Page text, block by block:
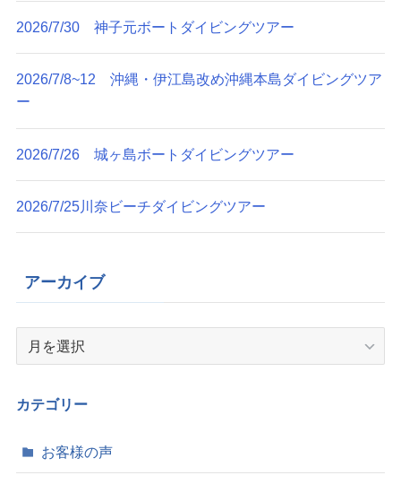
2026/7/30 神子元ボートダイビングツアー
2026/7/8~12 沖縄・伊江島改め沖縄本島ダイビングツア
ー
2026/7/26 城ヶ島ボートダイビングツアー
2026/7/25川奈ビーチダイビングツアー
アーカイブ
イ
カテゴリー
お客様の声